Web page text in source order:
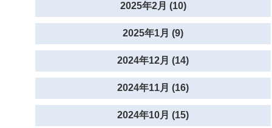
2025年2月 (10)
2025年1月 (9)
2024年12月 (14)
2024年11月 (16)
2024年10月 (15)